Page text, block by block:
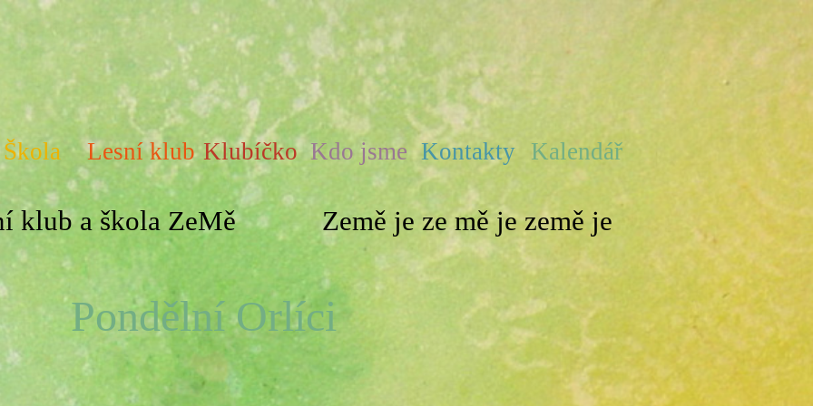
Škola Lesní klub Klubíčko Kdo jsme Kontakty Kalendář
klub a škola ZeMě Země je ze mě je země je
Pondělní Orlíci